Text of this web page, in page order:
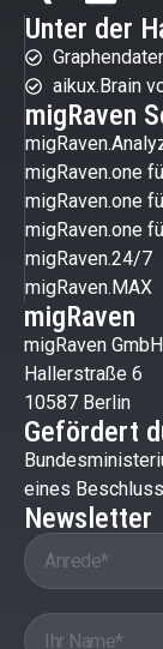
Unter der
aikux.Brain
migRaven
migRaven.one
migRaven.one
migRaven.one
migRaven.24/7
migRaven.MAX
migRaven
migRaven GmbH
Hallerstraße 6
10587 Berlin
Gefördert
eines
Newsletter